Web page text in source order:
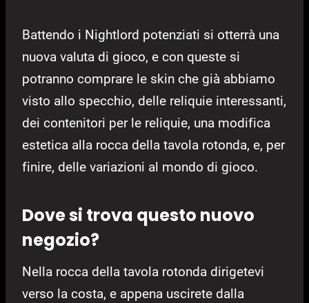
Battendo i Nightlord potenziati si otterrà una
nuova valuta di gioco, e con queste si
potranno comprare le skin che già abbiamo
visto allo specchio, delle reliquie interessanti,
dei contenitori per le reliquie, una modifica
estetica alla rocca della tavola rotonda, e, per
finire, delle variazioni al mondo di gioco.
Dove si trova questo nuovo
negozio?
Nella rocca della tavola rotonda dirigetevi
verso la costa, e appena uscirete dalla